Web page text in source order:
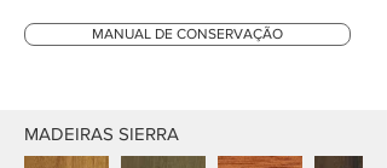
MANUAL DE CONSERVAÇÃO
MADEIRAS SIERRA